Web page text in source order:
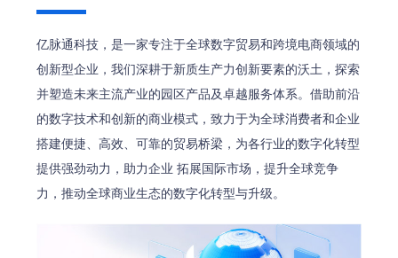
亿脉通科技，是一家专注于全球数字贸易和跨境电商领域的
创新型企业，我们深耕于新质生产力创新要素的沃土，探索
并塑造未来主流产业的园区产品及卓越服务体系。借助前沿
的数字技术和创新的商业模式，致力于为全球消费者和企业
搭建便捷、高效、可靠的贸易桥梁，为各行业的数字化转型
提供强劲动力，助力企业 拓展国际市场，提升全球竞争
力，推动全球商业生态的数字化转型与升级。